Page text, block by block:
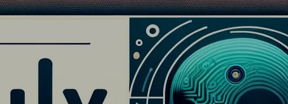
タグ カテゴリー リンク アバウト 🇯🇵 日本語